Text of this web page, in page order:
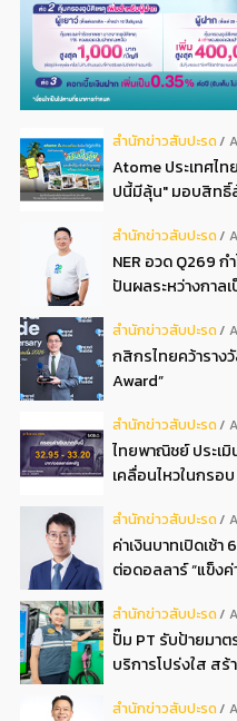
สํานักข่าวสับปะรด
Atome ประเทศไ
ปนี้มีลุ้น" มอบสิทธิ์
สํานักข่าวสับปะรด
NER อวด Q269 ก
ปันผลระหว่างกาล
สํานักข่าวสับปะรด
กสิกรไทยคว้าราง
Award”
สํานักข่าวสับปะรด
ไทยพาณิชย์ ประเ
เคลื่อนไหวในกรอ
สํานักข่าวสับปะรด
ค่าเงินบาทเปิดเช้
ต่อดอลลาร์ “แข็งค่
สํานักข่าวสับปะรด
ปั๊ม PT รับป้ายมา
บริการโปร่งใส สร้
สํานักข่าวสับปะรด